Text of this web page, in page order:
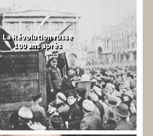
La Révolution russe
100 ans après